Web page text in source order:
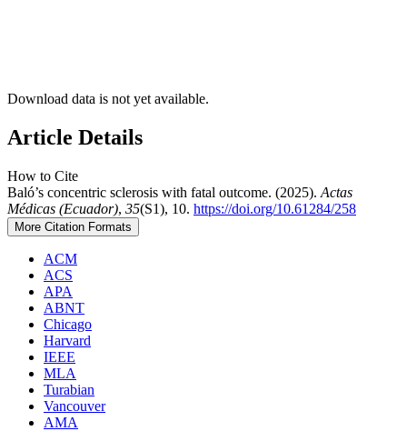
Download data is not yet available.
Article Details
How to Cite
Baló’s concentric sclerosis with fatal outcome. (2025). Actas
Médicas (Ecuador), 35(S1), 10. https://doi.org/10.61284/258
More Citation Formats
ACM
ACS
APA
ABNT
Chicago
Harvard
IEEE
MLA
Turabian
Vancouver
AMA